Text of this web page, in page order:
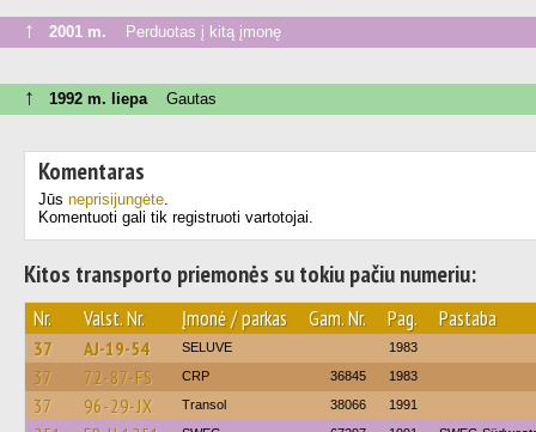
↑ 2001 m. Perduotas į kitą įmonę
↑ 1992 m. liepaGautas
Komentaras
Jūs neprisijungėte.
Komentuoti gali tik registruoti vartotojai.
Kitos transporto priemonės su tokiu pačiu numeriu:
Nr. Valst. Nr. Įmonė / parkas Gam. Nr. Pag. Pastaba
37 AJ-19-54 SELUVE 1983
37 72-87-FS CRP 36845 1983
37 96-29-JX Transol 38066 1991